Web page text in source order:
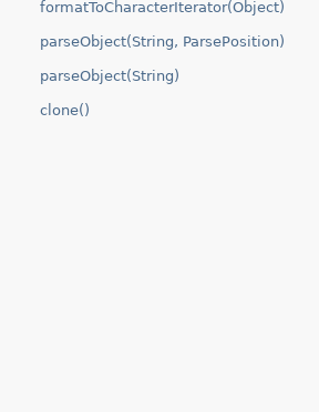
formatToCharacterIterator(Object)
parseObject(String, ParsePosition)
parseObject(String)
clone()